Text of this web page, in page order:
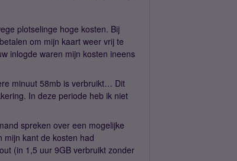
plotselinge hoge kosten. Bij
om mijn kaart weer vrij te
inlogde waren mijn kosten ineens
minuut 58mb is verbruikt… Dit
In deze periode heb ik niet
spreken over een mogelijke
mijn kant de kosten had
(in 1,5 uur 9GB verbruikt zonder